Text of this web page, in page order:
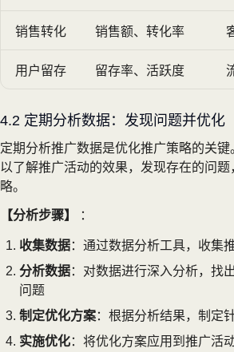
销售转化 销售额、转化率
用户留存 留存率、活跃度
4.2 定期分析数据：发现问题并优化
定期分析推广数据是优化推广策略的关
以了解推广活动的效果，发现存在的问
略。
【分析步骤】 ：
收集数据：通过数据分析工具，收集
分析数据：对数据进行深入分析，找
问题
制定优化方案：根据分析结果，制定
实施优化：将优化方案应用到推广活